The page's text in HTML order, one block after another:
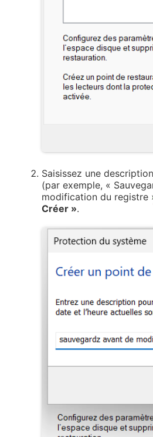
Saisissez une
(par exemple, «
modification du registre
Créer ».